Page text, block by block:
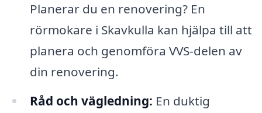
Planerar du en renovering? En
rörmokare i Skavkulla kan hjälpa till att
planera och genomföra VVS-delen av
din renovering.
Råd och vägledning: En duktig